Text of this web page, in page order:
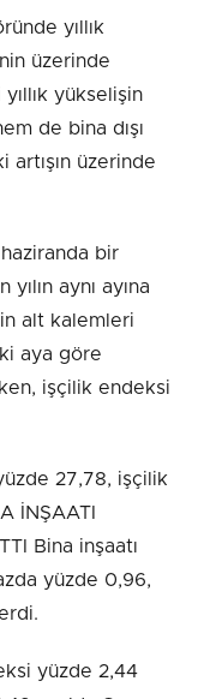
yıllık
üzerinde
yükselişin
de bina dışı
artışın üzerinde
bir
aynı ayına
alt kalemleri
aya göre
işçilik endeksi
27,78, işçilik
İNŞAATI
Bina inşaatı
yüzde 0,96,
yüzde 2,44